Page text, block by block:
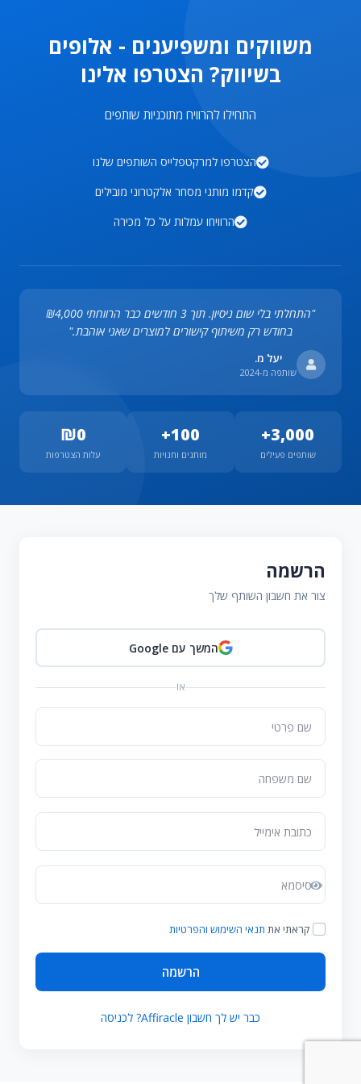
משווקים ומשפיענים - אלופים
בשיווק? הצטרפו אלינו
התחילו להרוויח מתוכניות שותפים
הצטרפו למרקטפלייס השותפים שלנו
קדמו מותגי מסחר אלקטרוני מובילים
הרוויחו עמלות על כל מכירה
"התחלתי בלי שום ניסיון. תוך 3 חודשים כבר הרווחתי ₪4,000
בחודש רק משיתוף קישורים למוצרים שאני אוהבת."
יעל מ.
שותפה מ-2024
3,000+
שותפים פעילים
100+
מותגים וחנויות
₪0
עלות הצטרפות
הרשמה
צור את חשבון השותף שלך
המשך עם Google
או
קראתי את תנאי השימוש והפרטיות
הרשמה
כבר יש לך חשבון Affiracle? לכניסה